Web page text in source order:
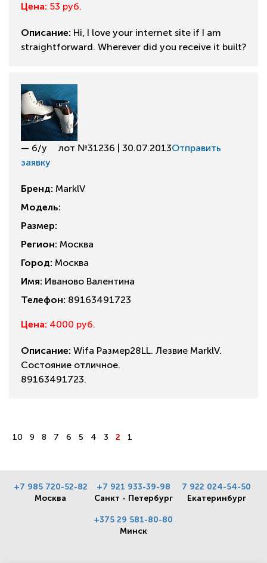
Цена: 53 руб.
Описание: Hi, I love your internet site if I am
straightforward. Wherever did you receive it built?
— б/у лот №31236 | 30.07.2013Отправить
заявку
Бренд: MarklV
Модель:
Размер:
Регион: Москва
Город: Москва
Имя: Иваново Валентина
Телефон: 89163491723
Цена: 4000 руб.
Описание: Wifa Размер28LL. Лезвие MarklV.
Состояние отличное.
89163491723.
10 9 8 7 6 5 4 3 2 1
+7 985 720-52-82
Москва
+7 921 933-39-98
Санкт - Петербург
7 922 024-54-50
Екатеринбург
+375 29 581-80-80
Минск